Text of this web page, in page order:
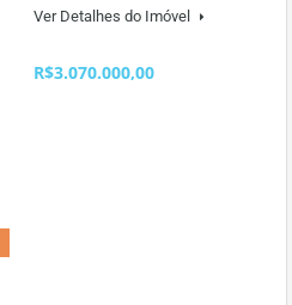
Ver Detalhes do Imóvel
R$3.070.000,00